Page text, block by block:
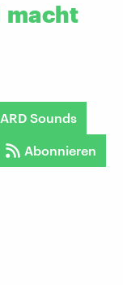
macht
ARD Sounds
Abonnieren